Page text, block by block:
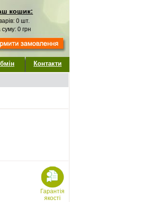
кошик:
0 шт.
суму: 0 грн
Контакти
Гарантія
якості